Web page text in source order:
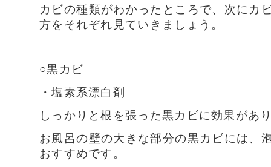
カビの種類がわかったところで、次にカ
方をそれぞれ見ていきましょう。
○黒カビ
・塩素系漂白剤
しっかりと根を張った黒カビに効果があ
お風呂の壁の大きな部分の黒カビには、
おすすめです。